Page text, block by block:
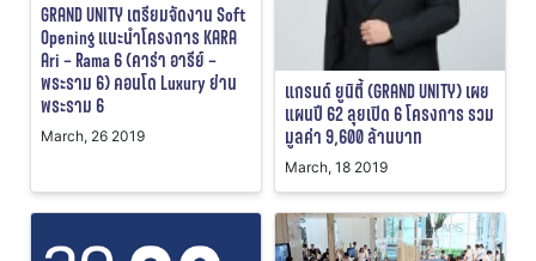
GRAND UNITY เตรียมจัดงาน Soft
Opening แนะนำโครงการ KARA
Ari – Rama 6 (คาร่า อารีย์ –
พระราม 6) คอนโด Luxury ย่าน
พระราม 6
March, 26 2019
แกรนด์ ยูนิตี้ (GRAND UNITY) เผย
แผนปี 62 ลุยเปิด 6 โครงการ รวม
มูลค่า 9,600 ล้านบาท
March, 18 2019